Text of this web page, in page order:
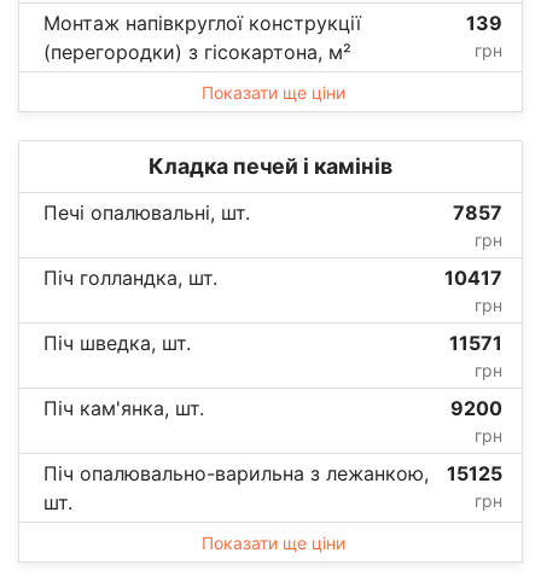
Монтаж напівкруглої конструкції
(перегородки) з гісокартона, м²
139
грн
Показати ще ціни
Кладка печей і камінів
Печі опалювальні, шт. 7857
грн
Піч голландка, шт. 10417
грн
Піч шведка, шт. 11571
грн
Піч кам'янка, шт. 9200
грн
Піч опалювально-варильна з лежанкою,
шт.
15125
грн
Показати ще ціни